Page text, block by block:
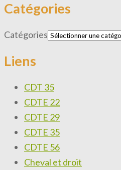
Catégories
Catégories
Liens
CDT 35
CDTE 22
CDTE 29
CDTE 35
CDTE 56
Cheval et droit